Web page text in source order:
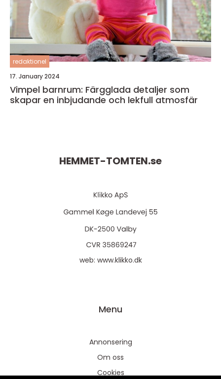
redaktionel
17. January 2024
Vimpel barnrum: Färgglada detaljer som
skapar en inbjudande och lekfull atmosfär
HEMMET-TOMTEN.se
web: www.klikko.dk
Menu
Annonsering
Om oss
Cookies